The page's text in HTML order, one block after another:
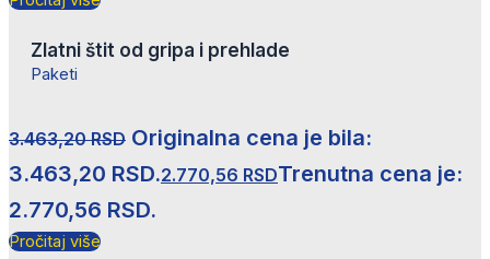
Zlatni štit od gripa i prehlade
Paketi
3.463,20RSD Originalna cena je bila:
3.463,20 RSD.2.770,56 RSDTrenutna cena je:
2.770,56 RSD.
Pročitaj više